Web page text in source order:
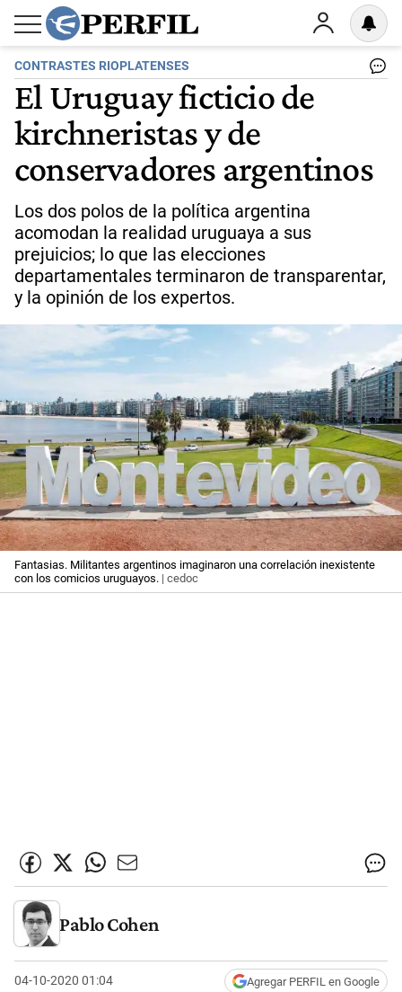
CONTRASTES RIOPLATENSES
El Uruguay ficticio de
kirchneristas y de
conservadores argentinos
Los dos polos de la política argentina
acomodan la realidad uruguaya a sus
prejuicios; lo que las elecciones
departamentales terminaron de transparentar,
y la opinión de los expertos.
Fantasias. Militantes argentinos imaginaron una correlación inexistente
con los comicios uruguayos. | cedoc
Pablo Cohen
04-10-2020 01:04 Agregar PERFIL en Google